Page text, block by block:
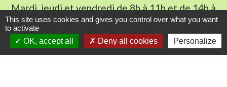
Mardi, jeudi et vendredi de 8h à 11h et de 14h à
16h (fermé le mercredi).
E-mail : mairie.danne-4-vents.57@orange.fr
This site uses cookies and gives you control over what you want
to activate
OK, accept all
Deny all cookies Personalize